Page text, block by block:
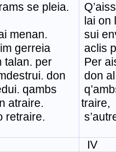
se pleia.
menan.
gerreia
talan. per
don
qambs
atraire.
retraire.
lai on
sui
aclis
Per
don
traire,
IV